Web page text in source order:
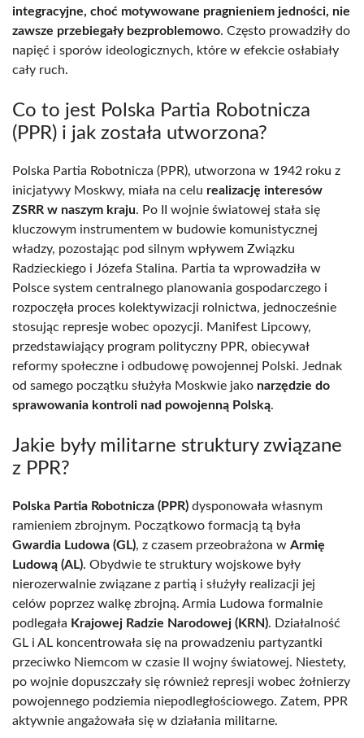
integracyjne, choć motywowane pragnieniem jedności, nie
zawsze przebiegały bezproblemowo. Często prowadziły do
napięć i sporów ideologicznych, które w efekcie osłabiały
cały ruch.
Co to jest Polska Partia Robotnicza
(PPR) i jak została utworzona?
Polska Partia Robotnicza (PPR), utworzona w 1942 roku z
inicjatywy Moskwy, miała na celu realizację interesów
ZSRR w naszym kraju. Po II wojnie światowej stała się
kluczowym instrumentem w budowie komunistycznej
władzy, pozostając pod silnym wpływem Związku
Radzieckiego i Józefa Stalina. Partia ta wprowadziła w
Polsce system centralnego planowania gospodarczego i
rozpoczęła proces kolektywizacji rolnictwa, jednocześnie
stosując represje wobec opozycji. Manifest Lipcowy,
przedstawiający program polityczny PPR, obiecywał
reformy społeczne i odbudowę powojennej Polski. Jednak
od samego początku służyła Moskwie jako narzędzie do
sprawowania kontroli nad powojenną Polską.
Jakie były militarne struktury związane
z PPR?
Polska Partia Robotnicza (PPR) dysponowała własnym
ramieniem zbrojnym. Początkowo formacją tą była
Gwardia Ludowa (GL), z czasem przeobrażona w Armię
Ludową (AL). Obydwie te struktury wojskowe były
nierozerwalnie związane z partią i służyły realizacji jej
celów poprzez walkę zbrojną. Armia Ludowa formalnie
podlegała Krajowej Radzie Narodowej (KRN). Działalność
GL i AL koncentrowała się na prowadzeniu partyzantki
przeciwko Niemcom w czasie II wojny światowej. Niestety,
po wojnie dopuszczały się również represji wobec żołnierzy
powojennego podziemia niepodległościowego. Zatem, PPR
aktywnie angażowała się w działania militarne.